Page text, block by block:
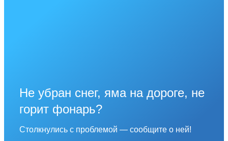
Не убран снег, яма на дороге, не
горит фонарь?
Столкнулись с проблемой — сообщите о ней!